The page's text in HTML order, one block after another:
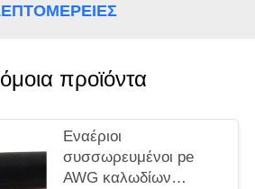
προϊόντα
Εναέριοι
συσσωρευμένοι pe
AWG καλωδίων